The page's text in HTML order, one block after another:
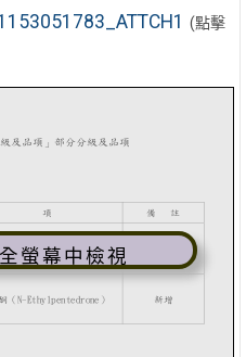
(點擊
螢幕中檢視